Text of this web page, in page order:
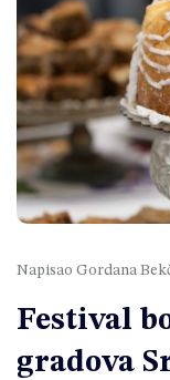
Napisao Gordana
Festival
gradova